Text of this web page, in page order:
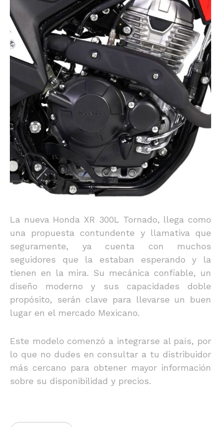
La nueva Honda XR 300L Tornado, llega como
una propuesta contundente y llamativa que
seguramente, ya cuenta con muchos
seguidores que la estaban esperando y la
tienen en la mira. Su mecánica confiable, un
diseño moderno y sus capacidades doble
propósito, serán clave para llevarse un buen
lugar en el mercado Mexicano.
Este modelo comenzó a integrarse al país, por
lo que no dudes en consultar a tu distribuidor
más cercano para obtener mayor información
sobre su disponibilidad y precios.